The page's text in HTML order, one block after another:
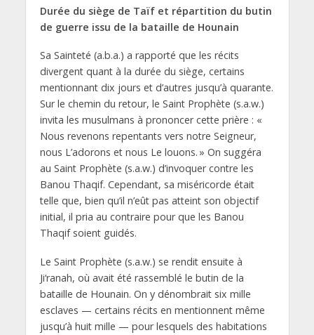
Durée du siège de Taïf et répartition du butin
de guerre issu de la bataille de Hounain
Sa Sainteté (a.b.a.) a rapporté que les récits
divergent quant à la durée du siège, certains
mentionnant dix jours et d’autres jusqu’à quarante.
Sur le chemin du retour, le Saint Prophète (s.a.w.)
invita les musulmans à prononcer cette prière : «
Nous revenons repentants vers notre Seigneur,
nous L’adorons et nous Le louons. » On suggéra
au Saint Prophète (s.a.w.) d’invoquer contre les
Banou Thaqif. Cependant, sa miséricorde était
telle que, bien qu’il n’eût pas atteint son objectif
initial, il pria au contraire pour que les Banou
Thaqif soient guidés.
Le Saint Prophète (s.a.w.) se rendit ensuite à
Ji‘ranah, où avait été rassemblé le butin de la
bataille de Hounain. On y dénombrait six mille
esclaves — certains récits en mentionnent même
jusqu’à huit mille — pour lesquels des habitations